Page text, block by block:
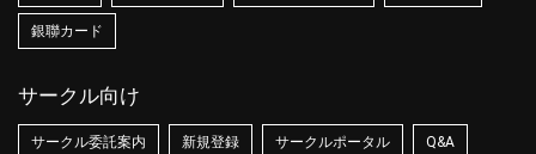
銀聯カード
サークル向け
サークル委託案内 新規登録 サークルポータル Q&A